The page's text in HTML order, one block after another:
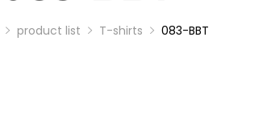
product list T-shirts 083-BBT